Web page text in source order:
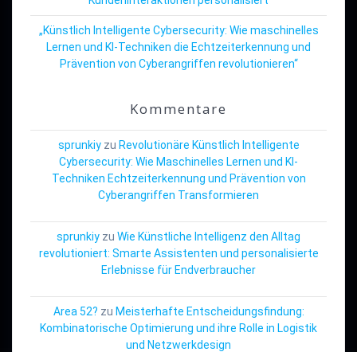
„Künstlich Intelligente Cybersecurity: Wie maschinelles
Lernen und KI-Techniken die Echtzeiterkennung und
Prävention von Cyberangriffen revolutionieren“
Kommentare
sprunkiyzu Revolutionäre Künstlich Intelligente
Cybersecurity: Wie Maschinelles Lernen und KI-
Techniken Echtzeiterkennung und Prävention von
Cyberangriffen Transformieren
sprunkiy zu Wie Künstliche Intelligenz den Alltag
revolutioniert: Smarte Assistenten und personalisierte
Erlebnisse für Endverbraucher
Area 52? zu Meisterhafte Entscheidungsfindung:
Kombinatorische Optimierung und ihre Rolle in Logistik
und Netzwerkdesign